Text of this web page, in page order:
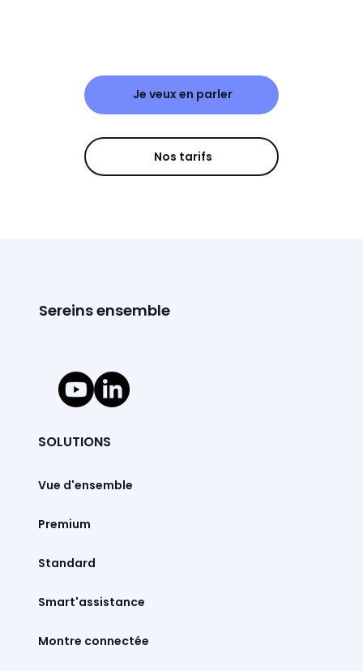
Je veux en parler
Nos tarifs
Sereins ensemble
SOLUTIONS
Vue d'ensemble
Premium
Standard
Smart'assistance
Montre connectée